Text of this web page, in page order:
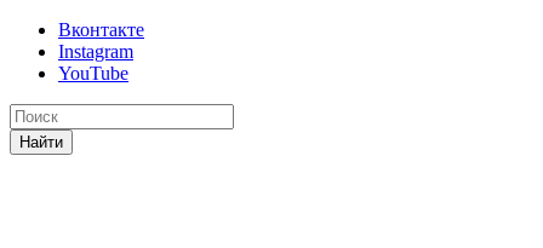
Вконтакте
Instagram
YouTube
Найти